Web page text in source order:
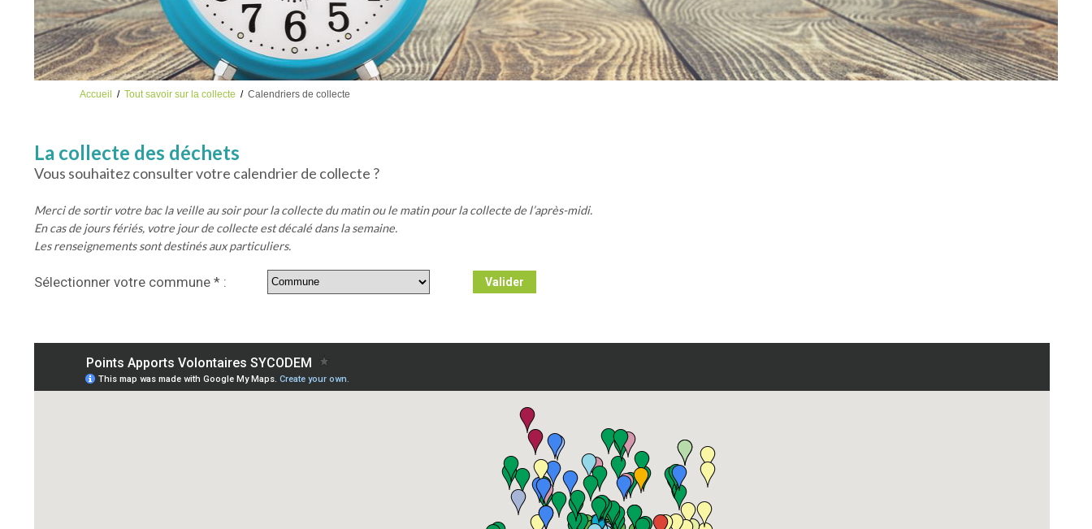
Accueil / Tout savoir sur la collecte / Calendriers de collecte
La collecte des déchets
Vous souhaitez consulter votre calendrier de collecte ?
Merci de sortir votre bac la veille au soir pour la collecte du matin ou le matin pour la collecte de l’après-midi.
En cas de jours fériés, votre jour de collecte est décalé dans la semaine.
Les renseignements sont destinés aux particuliers.
Sélectionner votre commune * :